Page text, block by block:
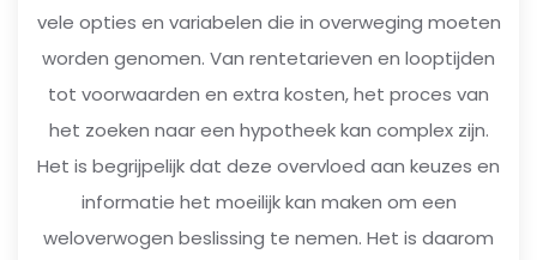
vele opties en variabelen die in overweging moeten
worden genomen. Van rentetarieven en looptijden
tot voorwaarden en extra kosten, het proces van
het zoeken naar een hypotheek kan complex zijn.
Het is begrijpelijk dat deze overvloed aan keuzes en
informatie het moeilijk kan maken om een
weloverwogen beslissing te nemen. Het is daarom